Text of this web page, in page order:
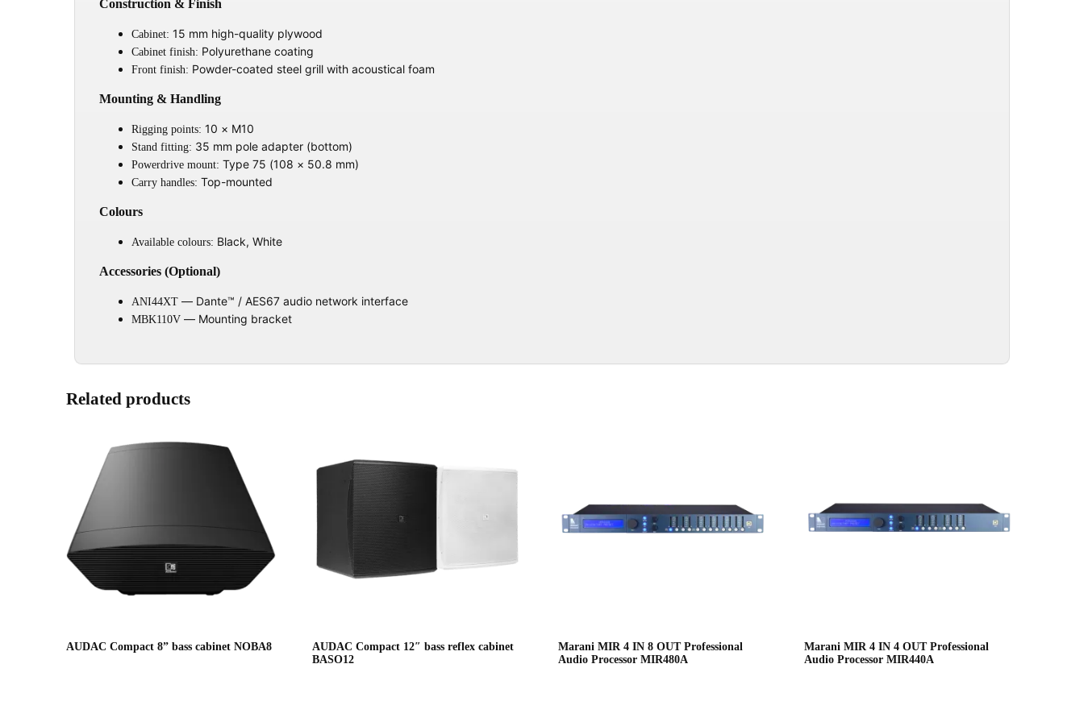
Construction & Finish
Cabinet: 15 mm high-quality plywood
Cabinet finish: Polyurethane coating
Front finish: Powder-coated steel grill with acoustical foam
Mounting & Handling
Rigging points: 10 × M10
Stand fitting: 35 mm pole adapter (bottom)
Powerdrive mount: Type 75 (108 × 50.8 mm)
Carry handles: Top-mounted
Colours
Available colours: Black, White
Accessories (Optional)
ANI44XT — Dante™ / AES67 audio network interface
MBK110V — Mounting bracket
Related products
AUDAC Compact 8” bass cabinet NOBA8
AUDAC Compact 12″ bass reflex cabinet
BASO12
Marani MIR 4 IN 8 OUT Professional
Audio Processor MIR480A
Marani MIR 4 IN 4 OUT Professional
Audio Processor MIR440A